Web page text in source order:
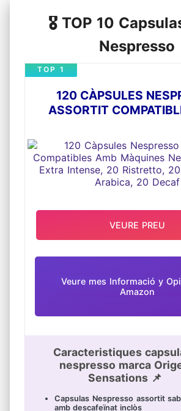
🎖️ TOP 10
Nespresso
120 CÀPSULES
ASSORTIT
INTENSE, 20
INTENSE, 20 ARABICA,
TOP 1
Veure mes Informació y
Amazon
Caracteristiques
nespresso marca
Sensations 📌
Capsulas Nespresso assortit
amb descafeïnat inclòs
VEURE PREU